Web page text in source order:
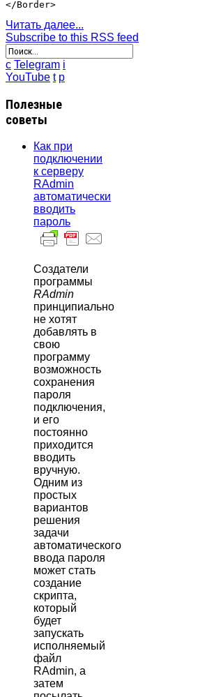
Читать далее...
Subscribe to this RSS feed
c Telegram i
YouTube t p
Полезные
советы
Как при
подключении
к серверу
RAdmin
автоматически
вводить
пароль
Создатели
программы
RAdmin
принципиально
не хотят
добавлять в
свою
программу
возможность
сохранения
пароля
подключения,
и его
постоянно
приходится
вводить
вручную.
Одним из
простых
вариантов
решения
задачи
автоматического
ввода пароля
может стать
создание
скрипта,
который
будет
запускать
исполняемый
файл
RAdmin, а
затем